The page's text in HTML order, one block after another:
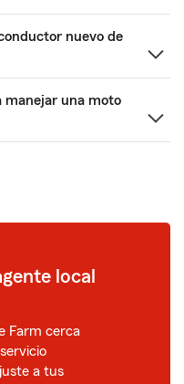
nuevo de
manejar una moto
local
Farm cerca
a tus